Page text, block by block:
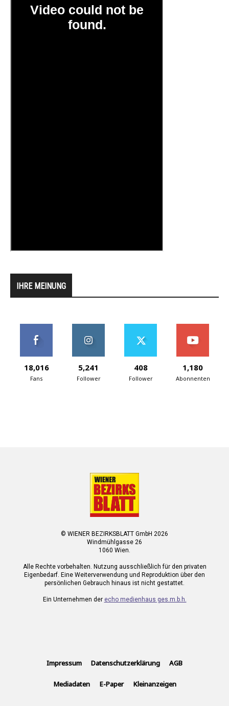
IHRE MEINUNG
18,016
Fans
5,241
Follower
408
Follower
1,180
Abonnenten
© WIENER BEZIRKSBLATT GmbH 2026
Windmühlgasse 26
1060 Wien.
Alle Rechte vorbehalten. Nutzung ausschließlich für den privaten
Eigenbedarf. Eine Weiterverwendung und Reproduktion über den
persönlichen Gebrauch hinaus ist nicht gestattet.
Ein Unternehmen der echo medienhaus ges.m.b.h.
Impressum Datenschutzerklärung AGB
Mediadaten E-Paper Kleinanzeigen